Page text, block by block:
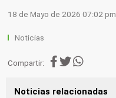
18 de Mayo de 2026 07:02 pm
Noticias
Compartir:
Noticias relacionadas